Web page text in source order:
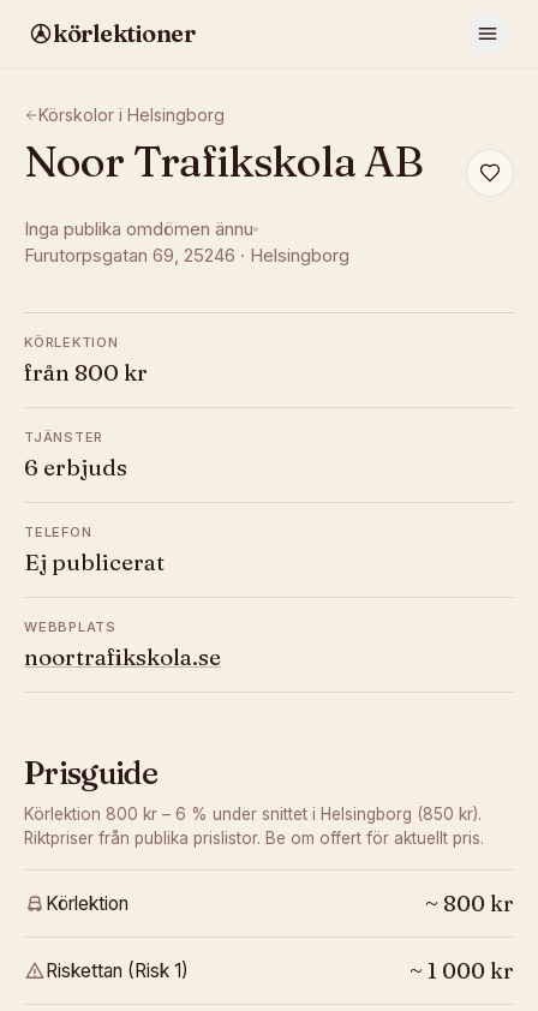
körlektioner
Körskolor i Helsingborg
Noor Trafikskola AB
Inga publika omdömen ännu
Furutorpsgatan 69, 25246 · Helsingborg
KÖRLEKTION
från 800 kr
TJÄNSTER
6 erbjuds
TELEFON
Ej publicerat
WEBBPLATS
noortrafikskola.se
Prisguide
Körlektion 800 kr – 6 % under snittet i Helsingborg (850 kr).
Riktpriser från publika prislistor. Be om offert för aktuellt pris.
Körlektion ~ 800 kr
Riskettan (Risk 1) ~ 1 000 kr